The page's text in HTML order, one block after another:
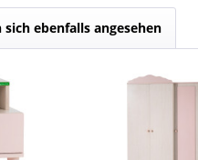
sich ebenfalls angesehen